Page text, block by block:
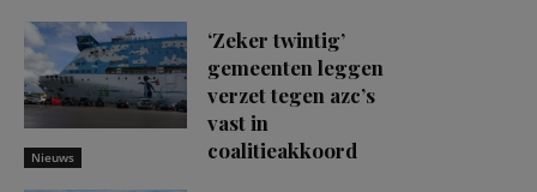
Nieuws
‘Zeker twintig’
gemeenten leggen
verzet tegen azc’s
vast in
coalitieakkoord